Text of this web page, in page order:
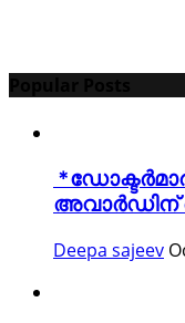
അവാർഡിന്
Deepa sajeev